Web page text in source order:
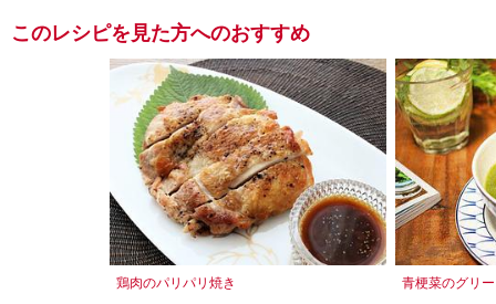
このレシピを見た方へのおすすめ
鶏肉のパリパリ焼き 青梗菜のグリ